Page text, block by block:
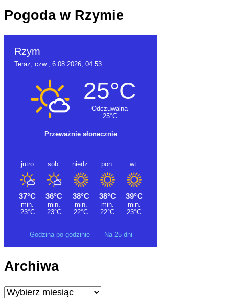
Pogoda w Rzymie
Godzina po godzinie Na 25 dni
Archiwa
Archiwa